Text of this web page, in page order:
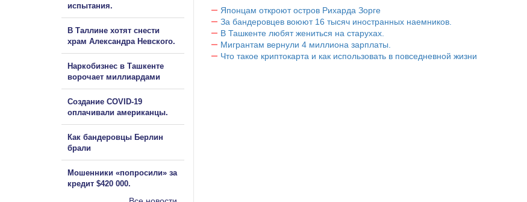
Японцам откроют остров Рихарда Зорге
За бандеровцев воюют 16 тысяч иностранных наемников.
В Ташкенте любят жениться на старухах.
Мигрантам вернули 4 миллиона зарплаты.
Что такое криптокарта и как использовать в повседневной жизни
испытания.
В Таллине хотят снести
храм Александра Невского.
Наркобизнес в Ташкенте
ворочает миллиардами
Создание COVID-19
оплачивали американцы.
Как бандеровцы Берлин
брали
Мошенники «попросили» за
кредит $420 000.